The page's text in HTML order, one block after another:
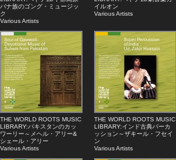
バナ族のゴング・ミュージッ
ク
Various Artists
イルオン
Various Artists
THE WORLD ROOTS MUSIC
LIBRARY:パキスタンのカッ
ワーリー～メヘル・アリー&
シェール・アリー
Various Artists
THE WORLD ROOTS MUSIC
LIBRARY:インド古典パーカ
ッション～ザキール・フセイ
ン
Various Artists